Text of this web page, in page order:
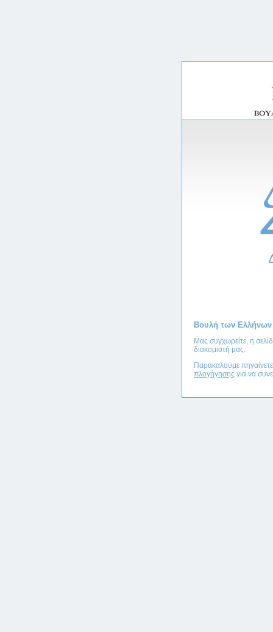
Βουλή των Ελλήνων
Μας συγχωρείτε, η
διακομιστή μας.
Παρακαλούμε
πλογήγησης για να